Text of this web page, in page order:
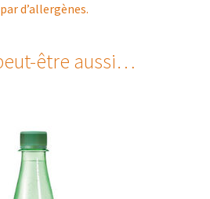
d’allergènes.
être aussi…